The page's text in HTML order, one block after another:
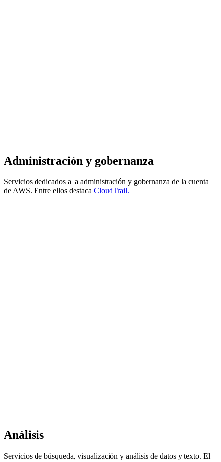
Administración y gobernanza
Servicios dedicados a la administración y gobernanza de la cuenta
de AWS. Entre ellos destaca CloudTrail.
Análisis
Servicios de búsqueda, visualización y análisis de datos y texto. El